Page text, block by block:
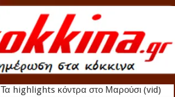
Τα highlights κόντρα στο Μαρούσι (vid)